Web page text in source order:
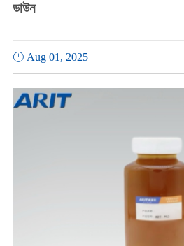
ডাউন
Aug 01, 2025